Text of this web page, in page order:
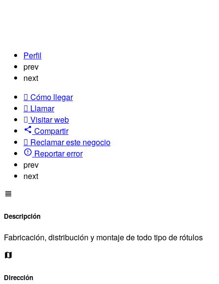
Perfil
prev
next
Cómo llegar
Llamar
Visitar web
Compartir
Reclamar este negocio
Reportar error
prev
next
Descripción
Fabricación, distribución y montaje de todo tipo de rótulos
Dirección